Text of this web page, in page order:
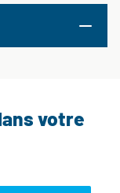
votre